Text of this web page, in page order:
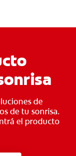
de
de tu sonrisa.
el producto